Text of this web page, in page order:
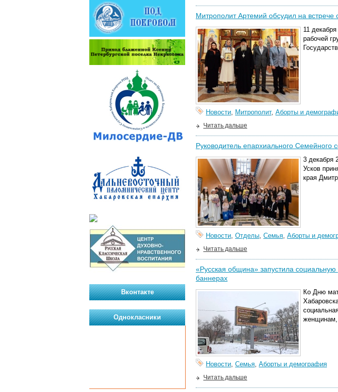
Митрополит Артемий обсудил на
11
рабочей
Новости, Митрополит, Аборты и
Читать дальше
Руководитель епархиального
3 декабря
Усков
края
Новости, Отделы, Семья, Аборты и
Читать дальше
«Русская община» запустила
баннерах
Ко Дню
женщинам,
Новости, Семья, Аборты и демография
Читать дальше
Вконтакте
Однокласники